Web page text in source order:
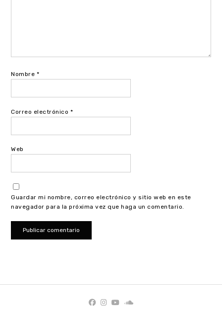
Nombre *
Correo electrónico *
Web
Guardar mi nombre, correo electrónico y sitio web en este
navegador para la próxima vez que haga un comentario.